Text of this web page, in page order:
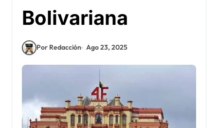
Bolivariana
Por Redacción Ago 23, 2025